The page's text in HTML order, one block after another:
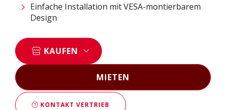
Einfache Installation mit VESA-montierbarem
Design
KAUFEN
MIETEN
KONTAKT VERTRIEB